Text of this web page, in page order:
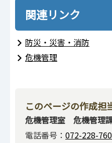
関連リンク
防災・災害・消防
危機管理
このページの作成担
危機管理室 危機管理
電話番号： 072-228-